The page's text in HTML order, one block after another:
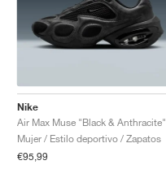
Nike
Air Max Muse "Black & Anthracite"
Mujer / Estilo deportivo / Zapatos
€95,99